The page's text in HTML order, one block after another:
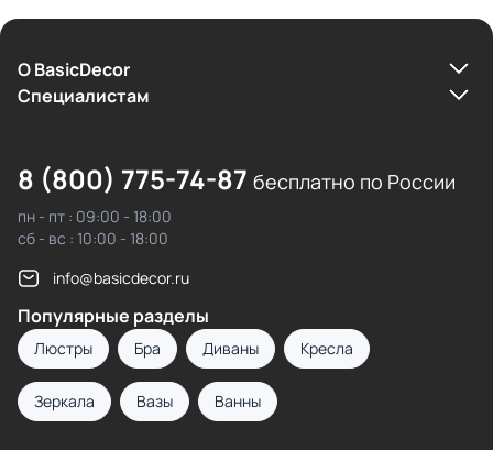
О BasicDecor
Cпециалистам
8 (800) 775-74-87 бесплатно по России
пн - пт : 09:00 - 18:00
сб - вс : 10:00 - 18:00
info@basicdecor.ru
Популярные разделы
Люстры Бра Диваны Кресла
Зеркала Вазы Ванны